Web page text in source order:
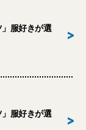
服好きが選
>
服好きが選
>